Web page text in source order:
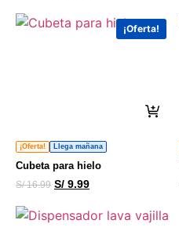
¡Oferta! Llega mañana
¡Oferta!
Cubeta para hielo
S/16.99 S/ 9.99